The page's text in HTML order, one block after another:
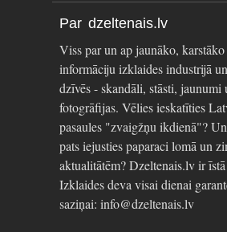
Par dzeltenais.lv
Viss par un ap jaunāko,
informāciju izklaides industrijā
dzīvēs - skandāli, stāsti, jaunumi
fotogrāfijas. Vēlies ieskatīties
pasaules "zvaigžņu ikdienā"?
pats iejusties paparaci lomā un
aktualitātēm? Dzeltenais.lv ir
Izklaides deva visai dienai
saziņai: info@dzeltenais.lv